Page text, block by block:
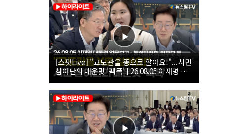
[스팟Live] "교도관을 똥으로 알아요!"...시민
참여단의 매운맛 '팩폭' | 26.08.05 이재명 대
통령 업무보고 - 행정안전부, 법무부, 국무조
정실, 법제처, 인사혁신처